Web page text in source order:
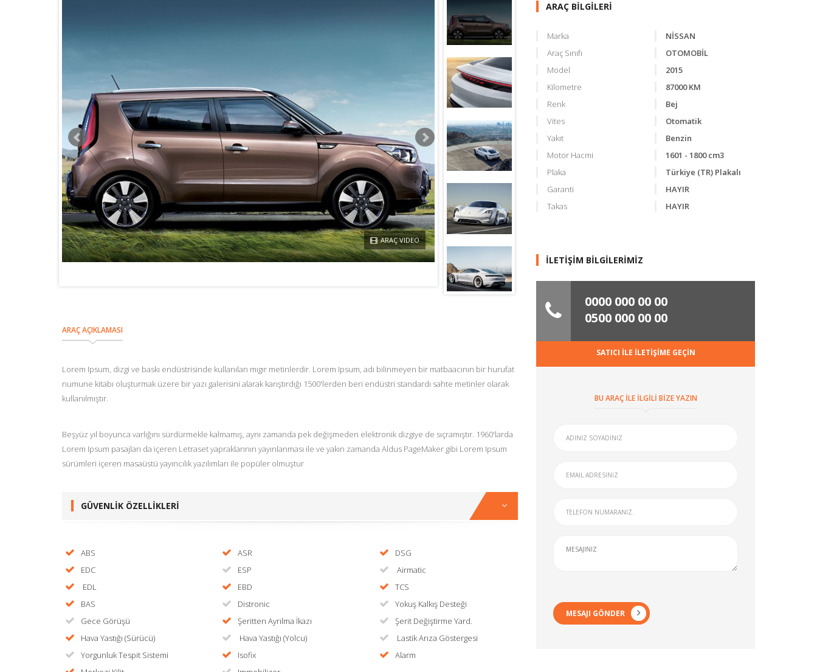
ARAÇ VIDEO
ARAÇ AÇIKLAMASI
Lorem Ipsum, dizgi ve baskı endüstrisinde kullanılan mıgır metinlerdir. Lorem Ipsum, adı bilinmeyen bir matbaacının bir hurufat
numune kitabı oluşturmak üzere bir yazı galerisini alarak karıştırdığı 1500'lerden beri endüstri standardı sahte metinler olarak
kullanılmıştır.
Beşyüz yıl boyunca varlığını sürdürmekle kalmamış, aynı zamanda pek değişmeden elektronik dizgiye de sıçramıştır. 1960'larda
Lorem Ipsum pasajları da içeren Letraset yapraklarının yayınlanması ile ve yakın zamanda Aldus PageMaker gibi Lorem Ipsum
sürümleri içeren masaüstü yayıncılık yazılımları ile popüler olmuştur
GÜVENLİK ÖZELLİKLERİ
ABS ASR
DSG
EDC
ESP
Airmatic
EDL
EBD
TCS
BAS
Distronic
Yokuş Kalkış Desteği
Gece Görüşü
Şeritten Ayrılma İkazı
Şerit Değiştirme Yard.
Hava Yastığı (Sürücü)
Hava Yastığı (Yolcu)
Lastik Arıza Göstergesi
Yorgunluk Tespit Sistemi
Isofix
Alarm
ARAÇ BİLGİLERİ
Marka
NİSSAN
Araç Sınıfı
OTOMOBİL
Model
2015
Kilometre
87000 KM
Renk
Bej
Vites
Otomatik
Yakıt
Benzin
Motor Hacmi
1601 - 1800 cm3
Plaka
Türkiye (TR) Plakalı
Garanti
HAYIR
Takas
HAYIR
İLETİŞİM BİLGİLERİMİZ
0000 000 00 00
0500 000 00 00
SATICI İLE İLETİŞİME GEÇİN
BU ARAÇ İLE İLGİLİ BİZE YAZIN
MESAJI GÖNDER